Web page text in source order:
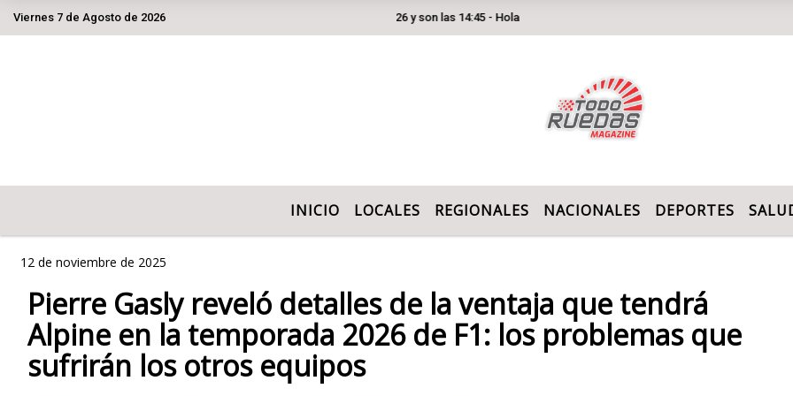
Viernes 7 de Agosto de 2026 Hoy es Viernes 7 de Agosto de 2026 y son las 14:45 - Hola
INICIO LOCALES REGIONALES NACIONALES DEPORTES
12 de noviembre de 2025
Pierre Gasly reveló detalles de la ventaja que tendrá
Alpine en la temporada 2026 de F1: los problemas que
sufrirán los otros equipos